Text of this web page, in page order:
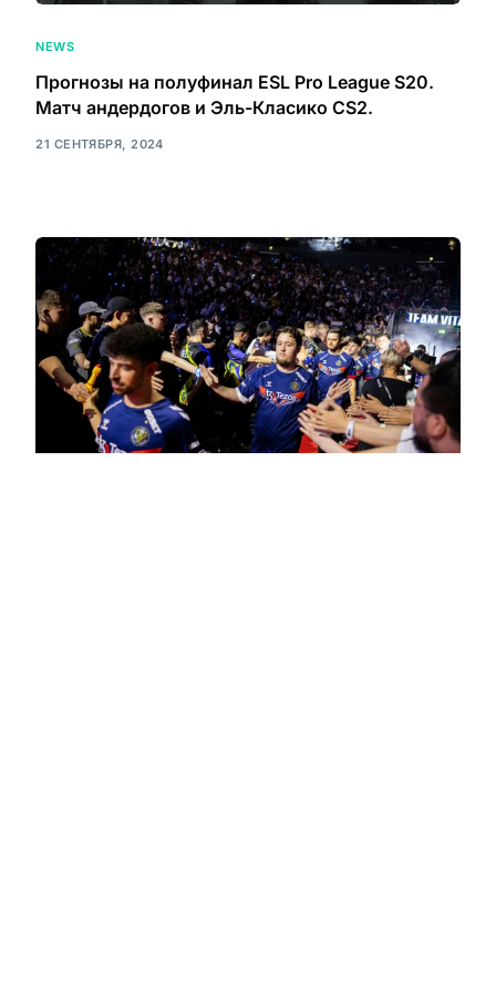
NEWS
Прогнозы на полуфинал ESL Pro League S20.
Матч андердогов и Эль-Класико CS2.
21 СЕНТЯБРЯ, 2024